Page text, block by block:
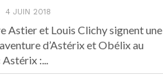
4 JUIN 2018
Astier et Louis Clichy signent une
d’Astérix et Obélix au
Astérix :...